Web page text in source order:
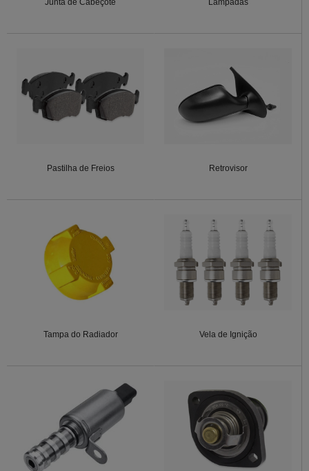
Junta de Cabeçote Lâmpadas
Pastilha de Freios Retrovisor
Tampa do Radiador Vela de Ignição